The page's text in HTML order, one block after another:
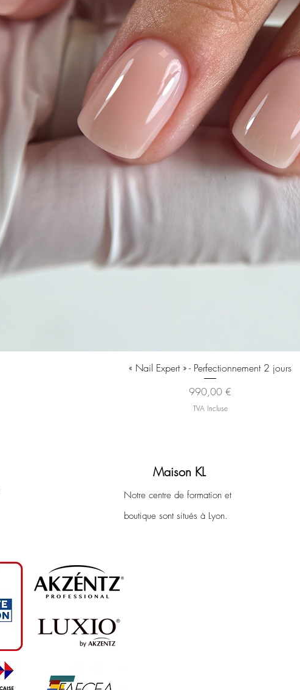
Aperçu rapide
« Nail Expert » - Perfectionnement 2 jours
Prix
990,00 €
TVA Incluse
Maison KL
Notre centre de formation et
boutique sont situés à Lyon.